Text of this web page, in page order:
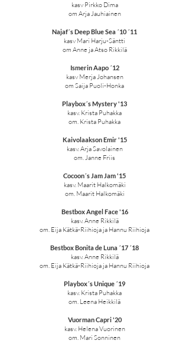
kasv Pirkko Dima
om Arja Jauhiainen
Najaf´s Deep Blue Sea ´10 ´11
kasv Mari Harju-Säntti
om Anne ja Atso Rikkilä
Ismerin Aapo ´12
kasv Merja Johansen
om Saija Puoli-Honka
Playbox´s Mystery '13
kasv. Krista Puhakka
om. Krista Puhakka
Kaivolaakson Emir '15
kasv. Arja Savolainen
om. Janne Friis
Cocoon´s Jam Jam '15
kasv. Maarit Halkomäki
om. Maarit Halkomäki
Bestbox Angel Face '16
kasv. Anne Rikkilä
om. Eija Kätkä-Riihioja ja Hannu Riihioja
Bestbox Bonita de Luna ´17 ´18
kasv. Anne Rikkilä
om. Eija Kätkä-Riihioja ja Hannu Riihioja
Playbox´s Unique ´19
kasv. Krista Puhakka
om. Leena Heikkilä
Vuorman Capri '20
kasv. Helena Vuorinen
om. Mari Sonninen